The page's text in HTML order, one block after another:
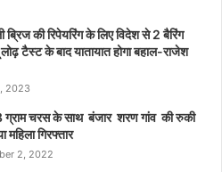
ब्रिज की रिपेयरिंग के लिए विदेश से 2 बैरिंग
टैस्ट के बाद यातायात होगा बहाल-राजेश
2023
ग्राम चरस के साथ बंजार शरण गांव की रुकी
महिला गिरफ्तार
2, 2022